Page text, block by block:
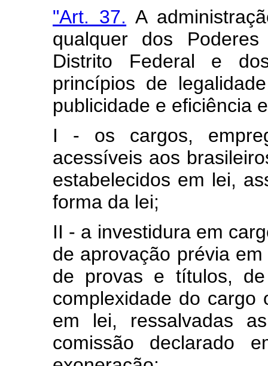
"Art. 37. A
qualquer dos
Distrito Federal e
princípios de
publicidade e eficiência
I - os cargos,
acessíveis aos
estabelecidos em lei,
forma da lei;
II - a investidura em
de aprovação prévia
de provas e títulos,
complexidade do cargo
em lei, ressalvadas
comissão declarado